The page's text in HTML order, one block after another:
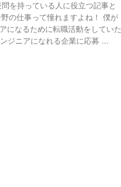
を持っている人に役立つ記事と
の仕事って憧れますよね！ 僕が
になるために転職活動をしていた
ジニアになれる企業に応募 ...